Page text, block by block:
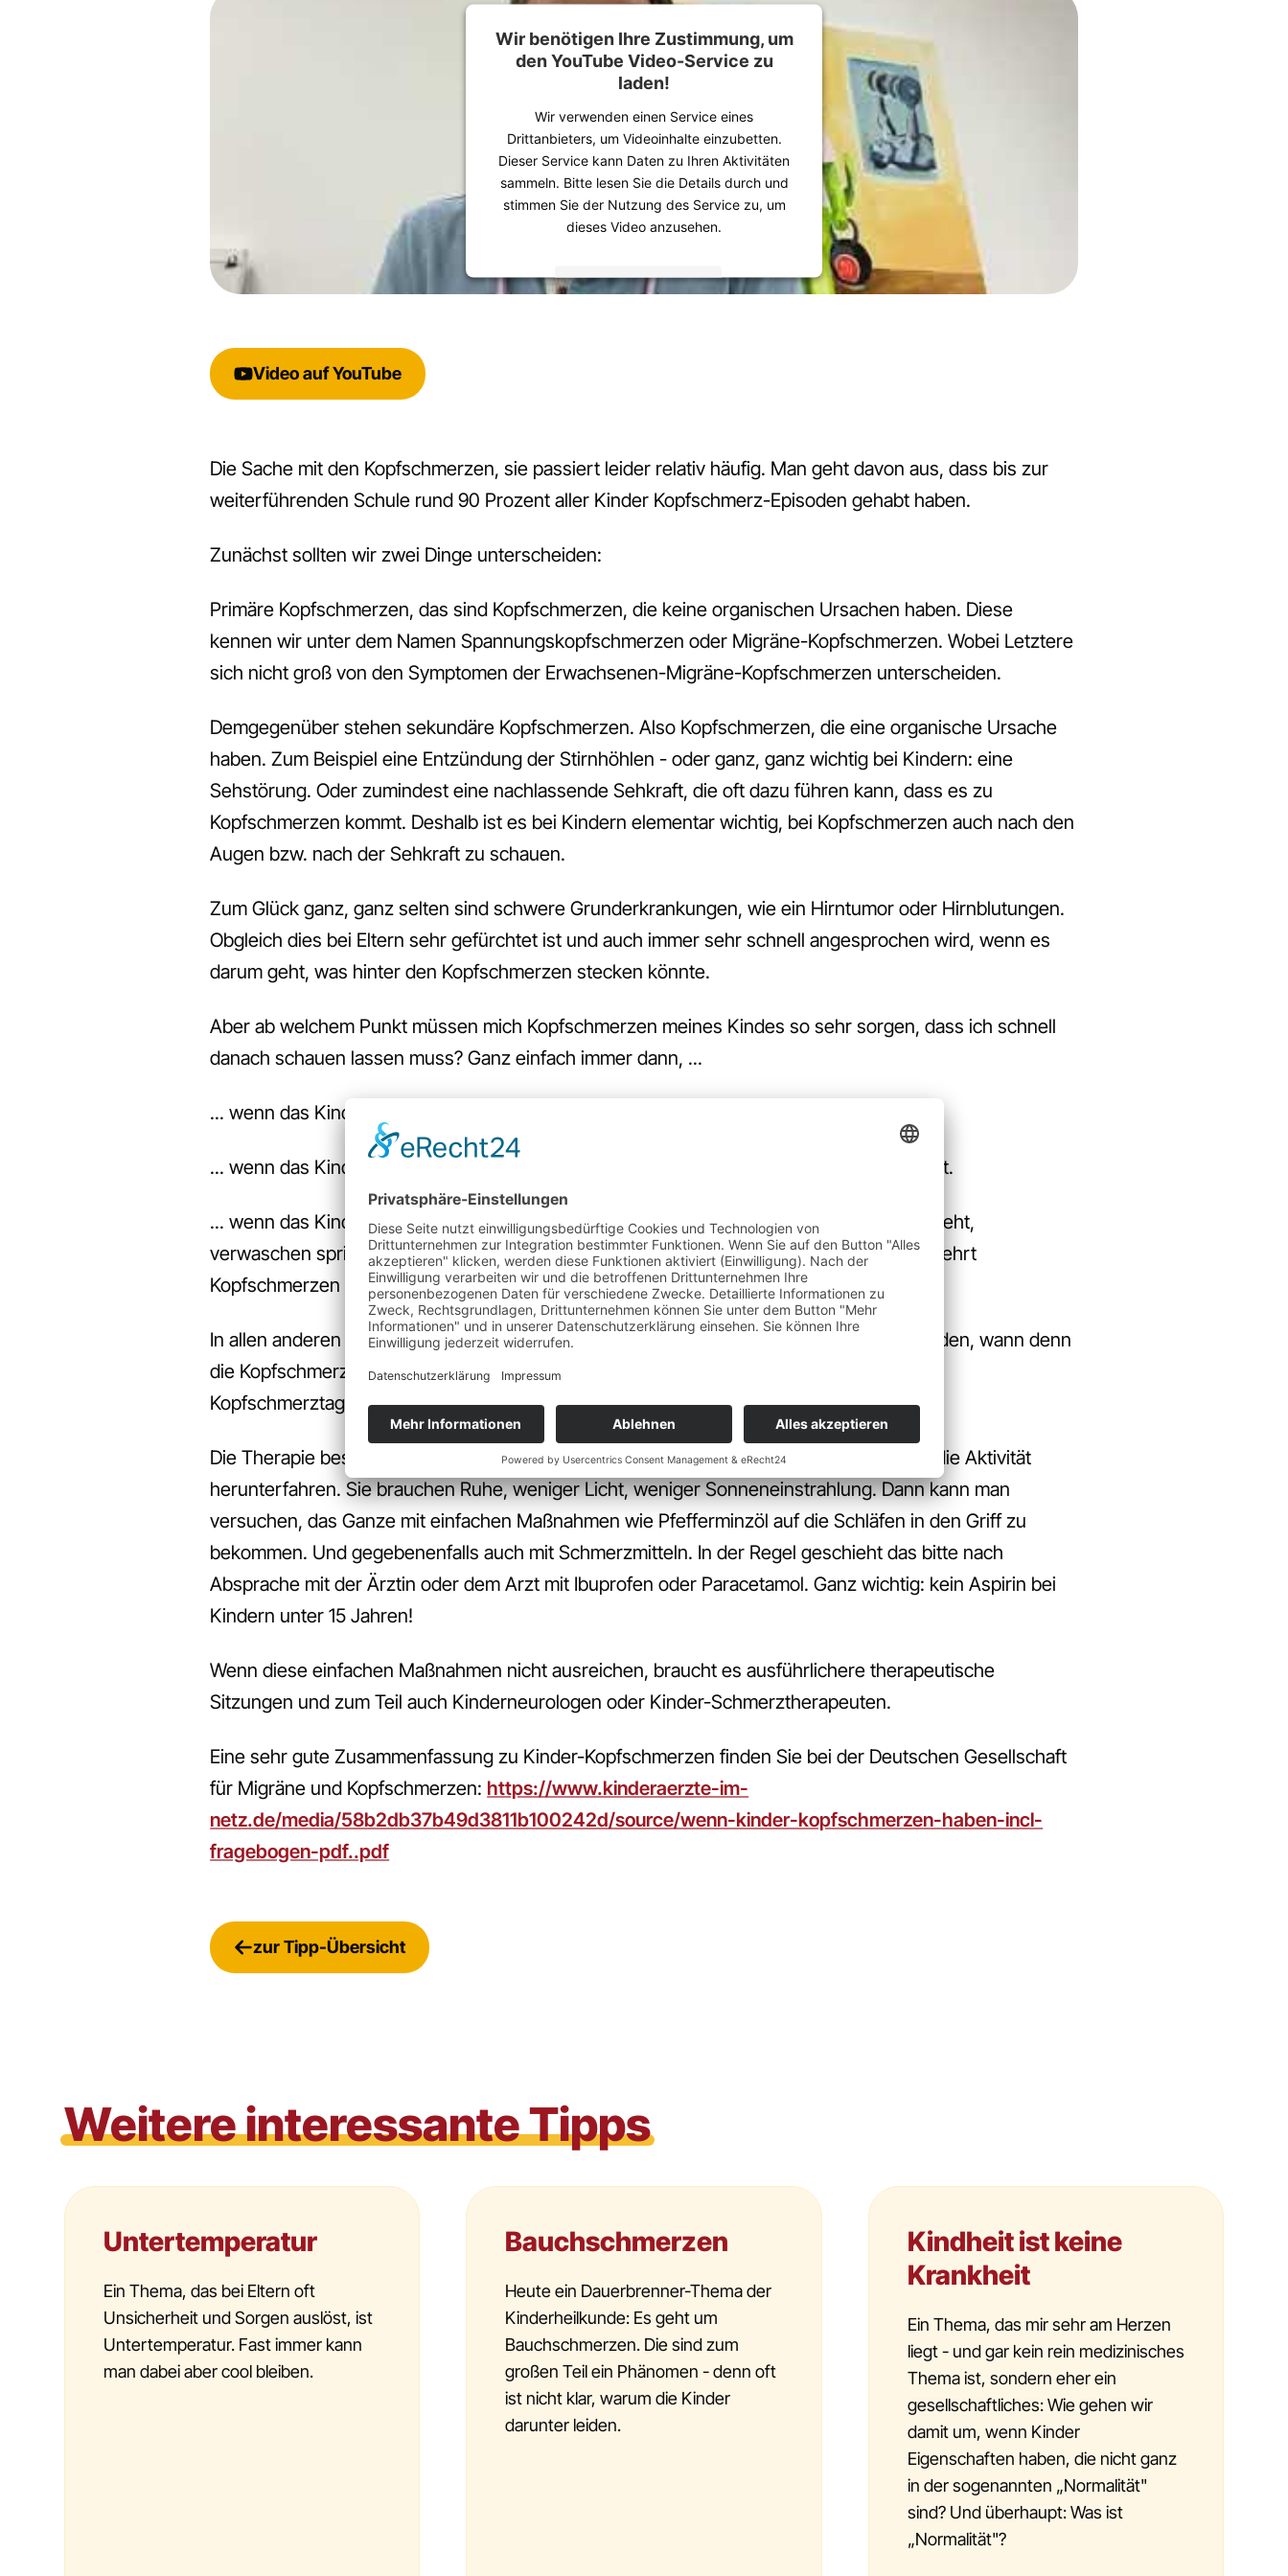
Wir benötigen Ihre Zustimmung, um
den YouTube Video-Service zu
laden!
Wir verwenden einen Service eines
Drittanbieters, um Videoinhalte einzubetten.
Dieser Service kann Daten zu Ihren Aktivitäten
sammeln. Bitte lesen Sie die Details durch und
stimmen Sie der Nutzung des Service zu, um
dieses Video anzusehen.
Mehr Informationen
Video auf YouTube
Die Sache mit den Kopfschmerzen, sie passiert leider relativ häufig. Man geht davon aus, dass bis zur
weiterführenden Schule rund 90 Prozent aller Kinder Kopfschmerz-Episoden gehabt haben.
Zunächst sollten wir zwei Dinge unterscheiden:
Primäre Kopfschmerzen, das sind Kopfschmerzen, die keine organischen Ursachen haben. Diese
kennen wir unter dem Namen Spannungskopfschmerzen oder Migräne-Kopfschmerzen. Wobei Letztere
sich nicht groß von den Symptomen der Erwachsenen-Migräne-Kopfschmerzen unterscheiden.
Demgegenüber stehen sekundäre Kopfschmerzen. Also Kopfschmerzen, die eine organische Ursache
haben. Zum Beispiel eine Entzündung der Stirnhöhlen - oder ganz, ganz wichtig bei Kindern: eine
Sehstörung. Oder zumindest eine nachlassende Sehkraft, die oft dazu führen kann, dass es zu
Kopfschmerzen kommt. Deshalb ist es bei Kindern elementar wichtig, bei Kopfschmerzen auch nach den
Augen bzw. nach der Sehkraft zu schauen.
Zum Glück ganz, ganz selten sind schwere Grunderkrankungen, wie ein Hirntumor oder Hirnblutungen.
Obgleich dies bei Eltern sehr gefürchtet ist und auch immer sehr schnell angesprochen wird, wenn es
darum geht, was hinter den Kopfschmerzen stecken könnte.
Aber ab welchem Punkt müssen mich Kopfschmerzen meines Kindes so sehr sorgen, dass ich schnell
danach schauen lassen muss? Ganz einfach immer dann, ...
... wenn das Kind richtig, richtig hoch fiebert und auch sonst schlecht beieinander ist.
... wenn das Kind wiederkehrend und viel erbricht und v. a., wenn es in der Nacht erbricht.
... wenn das Kind zusätzlich auffällige neurologische Symptome zeigt. Wenn es torkelig geht,
verwaschen spricht oder auch sonst ein auffälliges Verhalten zeigt - und zusätzlich vermehrt
Kopfschmerzen hat, dann sollte das Ganze rasch abgeklärt werden.
In allen anderen Fällen hat man eigentlich Zeit und sollte so genau wie möglich herausfinden, wann denn
die Kopfschmerzen auftreten und wie lange sie andauern. Dabei hilft das Führen eines
Kopfschmerztagebuches sehr gut.
Die Therapie besteht meist darin, dass die Kinder, sobald die Kopfschmerzen auftreten, die Aktivität
herunterfahren. Sie brauchen Ruhe, weniger Licht, weniger Sonneneinstrahlung. Dann kann man
versuchen, das Ganze mit einfachen Maßnahmen wie Pfefferminzöl auf die Schläfen in den Griff zu
bekommen. Und gegebenenfalls auch mit Schmerzmitteln. In der Regel geschieht das bitte nach
Absprache mit der Ärztin oder dem Arzt mit Ibuprofen oder Paracetamol. Ganz wichtig: kein Aspirin bei
Kindern unter 15 Jahren!
Wenn diese einfachen Maßnahmen nicht ausreichen, braucht es ausführlichere therapeutische
Sitzungen und zum Teil auch Kinderneurologen oder Kinder-Schmerztherapeuten.
Eine sehr gute Zusammenfassung zu Kinder-Kopfschmerzen finden Sie bei der Deutschen Gesellschaft
für Migräne und Kopfschmerzen: https://www.kinderaerzte-im-
netz.de/media/58b2db37b49d3811b100242d/source/wenn-kinder-kopfschmerzen-haben-incl-
fragebogen-pdf..pdf
zur Tipp-Übersicht
Weitere interessante Tipps
Untertemperatur
Ein Thema, das bei Eltern oft
Unsicherheit und Sorgen auslöst, ist
Untertemperatur. Fast immer kann
man dabei aber cool bleiben.
Bauchschmerzen
Heute ein Dauerbrenner-Thema der
Kinderheilkunde: Es geht um
Bauchschmerzen. Die sind zum
großen Teil ein Phänomen - denn oft
ist nicht klar, warum die Kinder
darunter leiden.
Kindheit ist keine
Krankheit
Ein Thema, das mir sehr am Herzen
liegt - und gar kein rein medizinisches
Thema ist, sondern eher ein
gesellschaftliches: Wie gehen wir
damit um, wenn Kinder
Eigenschaften haben, die nicht ganz
in der sogenannten „Normalität"
sind? Und überhaupt: Was ist
„Normalität"?